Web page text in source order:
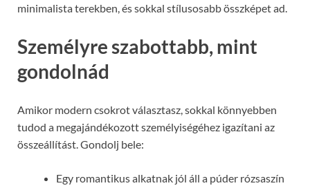
minimalista terekben, és sokkal stílusosabb összképet ad.
Személyre szabottabb, mint
gondolnád
Amikor modern csokrot választasz, sokkal könnyebben
tudod a megajándékozott személyiségéhez igazítani az
összeállítást. Gondolj bele:
Egy romantikus alkatnak jól áll a púder rózsaszín